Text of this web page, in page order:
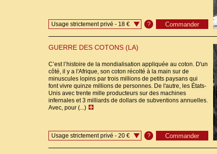
Usage strictement privé - 18 € ?
GUERRE DES COTONS (LA)
C’est l’histoire de la mondialisation appliquée au coton. D'un
côté, il y a l'Afrique, son coton récolté à la main sur de
minuscules lopins par trois millions de petits paysans qui
font vivre quinze millions de personnes. De l'autre, les États-
Unis avec trente mille producteurs sur des machines
infernales et 3 milliards de dollars de subventions annuelles.
Avec, pour (...)
Usage strictement privé - 20 € ?